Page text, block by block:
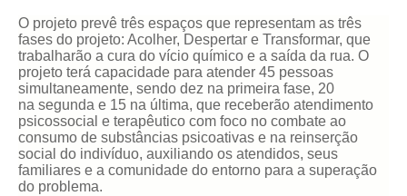
O projeto prevê três espaços que representam as três
fases do projeto: Acolher, Despertar e Transformar, que
trabalharão a cura do vício químico e a saída da rua. O
projeto terá capacidade para atender 45 pessoas
simultaneamente, sendo dez na primeira fase, 20
na segunda e 15 na última, que receberão atendimento
psicossocial e terapêutico com foco no combate ao
consumo de substâncias psicoativas e na reinserção
social do indivíduo, auxiliando os atendidos, seus
familiares e a comunidade do entorno para a superação
do problema.